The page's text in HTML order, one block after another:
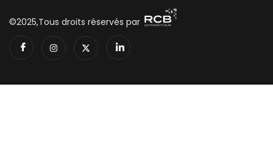
©2025,Tous droits réservés par